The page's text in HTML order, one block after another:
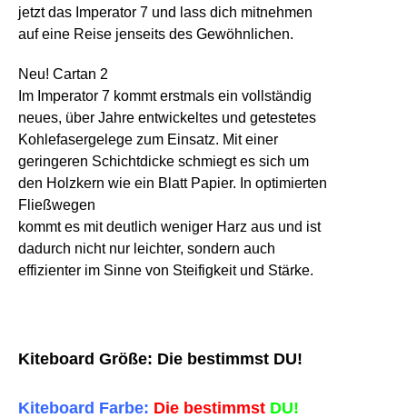
jetzt das Imperator 7 und lass dich mitnehmen
auf eine Reise jenseits des Gewöhnlichen.
Neu! Cartan 2
Im Imperator 7 kommt erstmals ein vollständig
neues, über Jahre entwickeltes und getestetes
Kohlefasergelege zum Einsatz. Mit einer
geringeren Schichtdicke schmiegt es sich um
den Holzkern wie ein Blatt Papier. In optimierten
Fließwegen
kommt es mit deutlich weniger Harz aus und ist
dadurch nicht nur leichter, sondern auch
effizienter im Sinne von Steifigkeit und Stärke.
Kiteboard Größe: Die bestimmst DU!
Kiteboard Farbe: Die bestimmst DU!